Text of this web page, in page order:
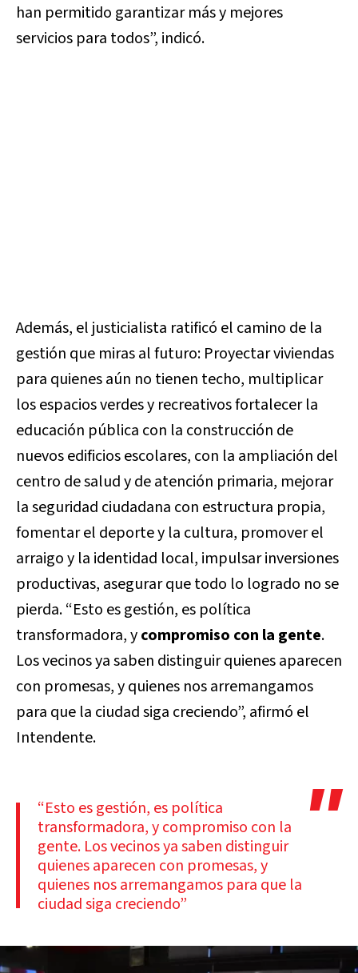
han permitido garantizar más y mejores
servicios para todos”, indicó.
Además, el justicialista ratificó el camino de la
gestión que miras al futuro: Proyectar viviendas
para quienes aún no tienen techo, multiplicar
los espacios verdes y recreativos fortalecer la
educación pública con la construcción de
nuevos edificios escolares, con la ampliación del
centro de salud y de atención primaria, mejorar
la seguridad ciudadana con estructura propia,
fomentar el deporte y la cultura, promover el
arraigo y la identidad local, impulsar inversiones
productivas, asegurar que todo lo logrado no se
pierda. “Esto es gestión, es política
transformadora, ycompromiso con la gente.
Los vecinos ya saben distinguir quienes aparecen
con promesas, y quienes nos arremangamos
para que la ciudad siga creciendo”, afirmó el
Intendente.
“Esto es gestión, es política
transformadora, y compromiso con la
gente. Los vecinos ya saben distinguir
quienes aparecen con promesas, y
quienes nos arremangamos para que la
ciudad siga creciendo”